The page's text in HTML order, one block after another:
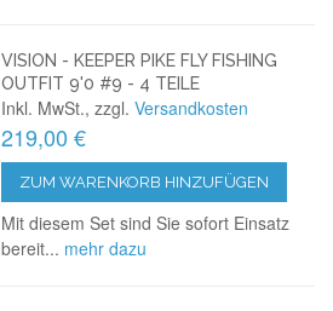
VISION - KEEPER PIKE FLY FISHING
OUTFIT 9'0 #9 - 4 TEILE
Inkl. MwSt., zzgl.Versandkosten
219,00 €
ZUM WARENKORB HINZUFÜGEN
Mit diesem Set sind Sie sofort Einsatz
bereit... mehr dazu